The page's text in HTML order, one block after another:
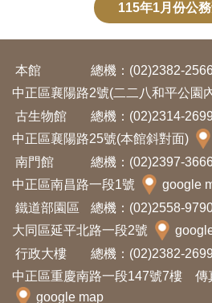
覽
資
訊
教
育
活
動
出
版
文
115年1月份公
本館 總機：(02)2382-
中正區襄陽路2號(二二八和平公園
古生物館
總機：(02)2314-2699
中正區襄陽路25號(本館斜對面)
南門館
總機：(02)2397-
中正區南昌路一段1號
google
鐵道部園區
總機：(02)2558-
大同區延平北路一段2號
行政大樓
總機：(02)2382-2699
中正區重慶南路一段147號7樓 傳
google map